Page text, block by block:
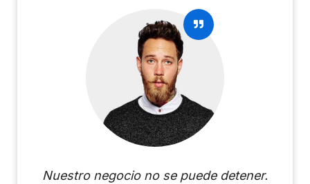
Nuestro negocio no se puede detener.